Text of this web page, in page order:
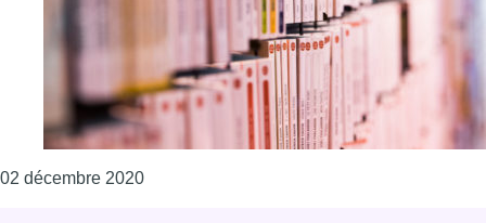
02 décembre 2020Consulter l'article "Le prix littéraire